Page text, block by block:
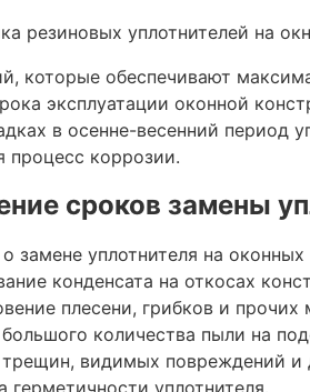
которые обеспечивают
эксплуатации оконной
в осенне-весенний период
процесс коррозии.
сроков замены
замене уплотнителя на
конденсата на откосах
плесени, грибков и
количества пыли на
видимых повреждений и
герметичности уплотнителя.